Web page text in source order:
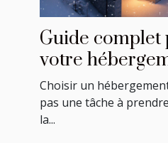
Guide
votre
luxe
Choisir un
pas une tâche à
la...